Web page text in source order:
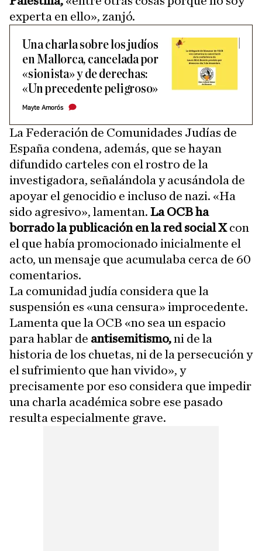
experta en ello», zanjó.
Una charla sobre los judíos
en Mallorca, cancelada por
«sionista» y de derechas:
«Un precedente peligroso»
Mayte Amorós
La Federación de Comunidades Judías de
España condena, además, que se hayan
difundido carteles con el rostro de la
investigadora, señalándola y acusándola de
apoyar el genocidio e incluso de nazi. «Ha
sido agresivo», lamentan. La OCB ha
borrado la publicación en la red social Xcon
el que había promocionado inicialmente el
acto, un mensaje que acumulaba cerca de 60
comentarios.
La comunidad judía considera que la
suspensión es «una censura» improcedente.
Lamenta que la OCB «no sea un espacio
para hablar de antisemitismo,ni de la
historia de los chuetas, ni de la persecución y
el sufrimiento que han vivido», y
precisamente por eso considera que impedir
una charla académica sobre ese pasado
resulta especialmente grave.